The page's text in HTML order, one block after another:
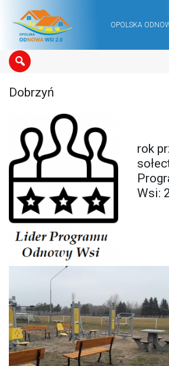
Main NavigationOPOLSKA
Dobrzyń
rok
Wsi: